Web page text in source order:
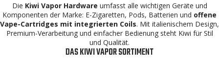
Die Kiwi Vapor Hardware umfasst alle wichtigen Geräte und
Komponenten der Marke: E-Zigaretten, Pods, Batterien und offene
Vape-Cartridges mit integrierten Coils. Mit italienischem Design,
Premium-Verarbeitung und einfacher Bedienung steht Kiwi für Stil
und Qualität.
DAS KIWI VAPOR SORTIMENT